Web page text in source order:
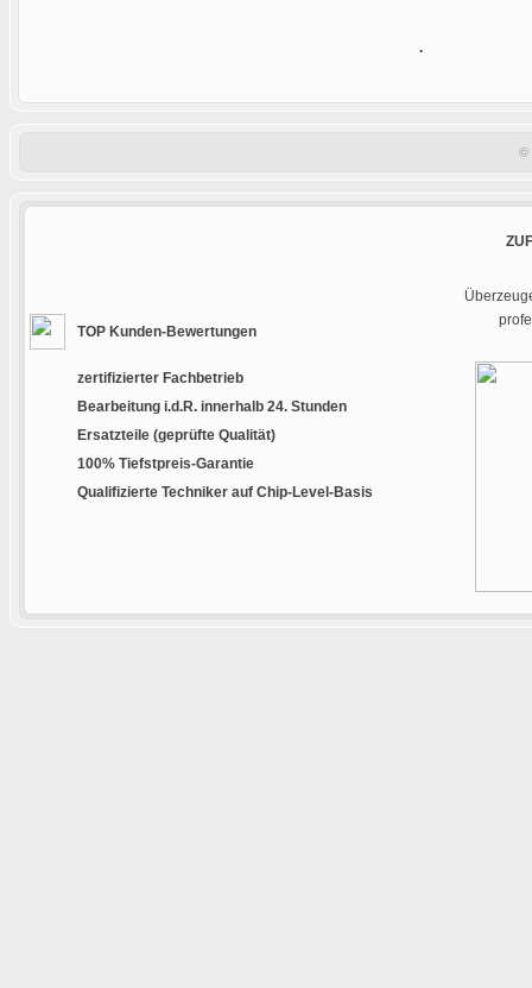
.
©
TOP Kunden-Bewertungen
zertifizierter Fachbetrieb
Bearbeitung i.d.R. innerhalb 24. Stunden
Ersatzteile (geprüfte Qualität)
100% Tiefstpreis-Garantie
Qualifizierte Techniker auf Chip-Level-Basis